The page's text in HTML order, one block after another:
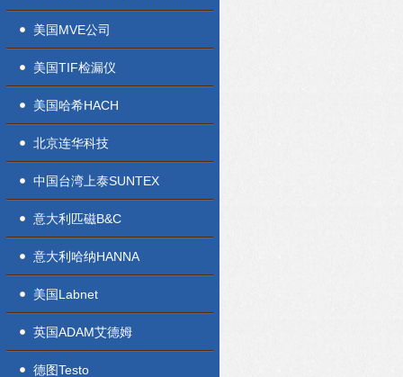
美国MVE公司
美国TIF检漏仪
美国哈希HACH
北京连华科技
中国台湾上泰SUNTEX
意大利匹磁B&C
意大利哈纳HANNA
美国Labnet
英国ADAM艾德姆
德图Testo